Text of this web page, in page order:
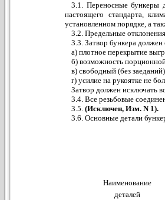
3.1. Переносные бункеры
настоящего стандарта,
установленном порядке, а
3.2. Предельные
3.3. Затвор бункера должен
а) плотное перекрытие
б) возможность
в) свободный (без
г) усилие на рукоятке не
Затвор должен исключать
3.4. Все резьбовые
3.5. (Исключен, Изм. N 1).
3.6. Основные детали
Наименование
деталей